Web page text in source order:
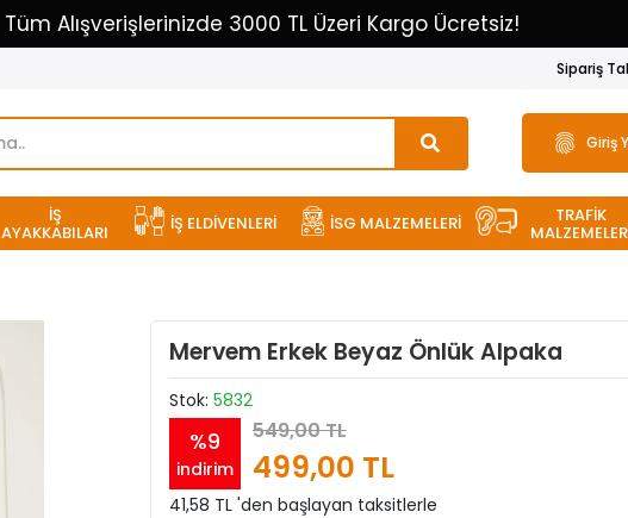
Tüm Alışverişlerinizde 3000 TL Üzeri Kargo Ücretsiz!
Sipariş
Giriş
İŞ
AYAKKABILARI İŞ ELDİVENLERİ İSG MALZEMELERİ TRAFİK
Mervem Erkek Beyaz Önlük Alpaka
Stok: 5832
%9
indirim
549,00 TL
499,00 TL
41,58 TL 'den başlayan taksitlerle